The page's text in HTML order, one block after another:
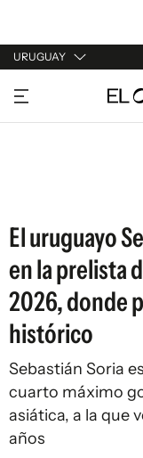
URUGUAY
URUGUAY
ARGENTINA
El uruguayo
en la prelista
2026, donde
histórico
Sebastián Soria
cuarto máximo
asiática, a la que
años